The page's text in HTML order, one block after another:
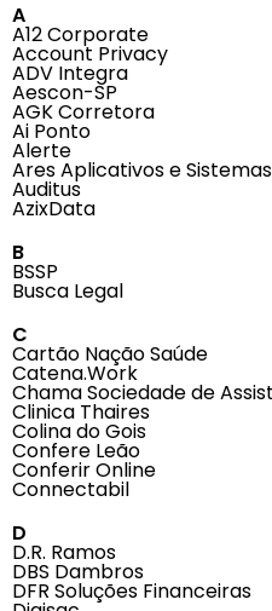
A
A12 Corporate
Account Privacy
ADV Integra
Aescon-SP
AGK Corretora
Ai Ponto
Alerte
Ares Aplicativos e Sistemas
Auditus
AzixData
B
BSSP
Busca Legal
C
Cartão Nação Saúde
Catena.Work
Chama Sociedade de
Clinica Thaires
Colina do Gois
Confere Leão
Conferir Online
Connectabil
D
D.R. Ramos
DBS Dambros
DFR Soluções Financeiras